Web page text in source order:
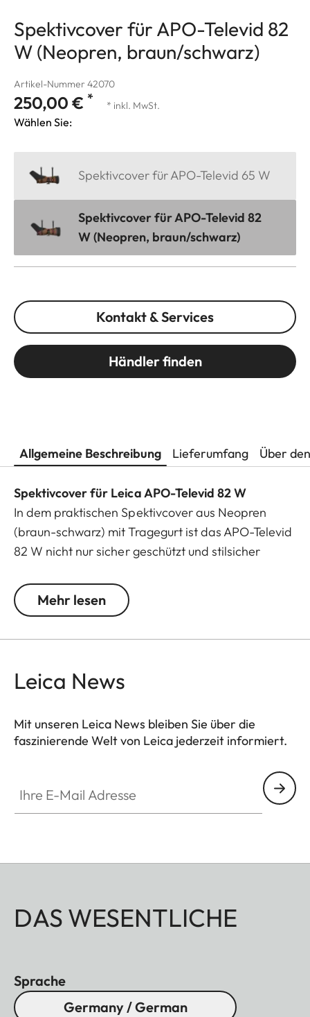
Spektivcover für APO-Televid 82
W (Neopren, braun/schwarz)
Artikel-Nummer 42070
250,00 € * * inkl. MwSt.
Wählen Sie:
Spektivcover für APO-Televid 65 W
Spektivcover für APO-Televid 82
W (Neopren, braun/schwarz)
Kontakt & Services
Händler finden
Allgemeine Beschreibung Lieferumfang Über
Spektivcover für Leica APO-Televid 82 W
In dem praktischen Spektivcover aus Neopren
(braun-schwarz) mit Tragegurt ist das APO-Televid
82 W nicht nur sicher geschützt und stilsicher
Dank einem ausgeklügelten Verschlusssystem mit
Extra-Öffnungen für Frontlinse, Okular,
Mehr lesen
Leica News
Mit unseren Leica News bleiben Sie über die
faszinierende Welt von Leica jederzeit informiert.
DAS WESENTLICHE
Sprache
Germany / German